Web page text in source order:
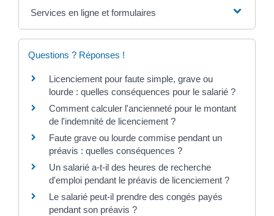
Services en ligne et formulaires
Questions ? Réponses !
Licenciement pour faute simple, grave ou
lourde : quelles conséquences pour le salarié ?
Comment calculer l'ancienneté pour le montant
de l'indemnité de licenciement ?
Faute grave ou lourde commise pendant un
préavis : quelles conséquences ?
Un salarié a-t-il des heures de recherche
d'emploi pendant le préavis de licenciement ?
Le salarié peut-il prendre des congés payés
pendant son préavis ?